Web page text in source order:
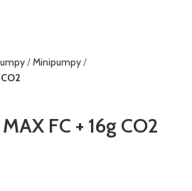
Minipumpy
FC + 16g CO2